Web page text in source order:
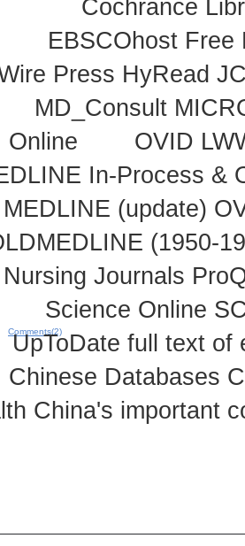
Cochrance
EBSCOhost Free
Press HyRead
MD_Consult
Online OVID LWW
In-Process &
MEDLINE (update)
(1950-
Nursing Journals
Science Online
UpToDate full text of
Chinese Databases
China's important
Comments(2)